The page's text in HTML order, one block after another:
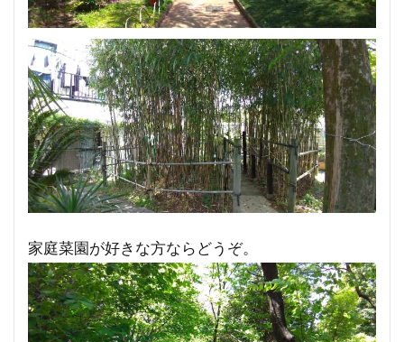
家庭菜園が好きな方ならどうぞ。